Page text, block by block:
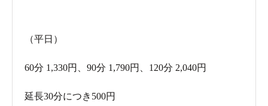
（平日）
60分 1,330円、90分 1,790円、120分 2,040円
延長30分につき500円